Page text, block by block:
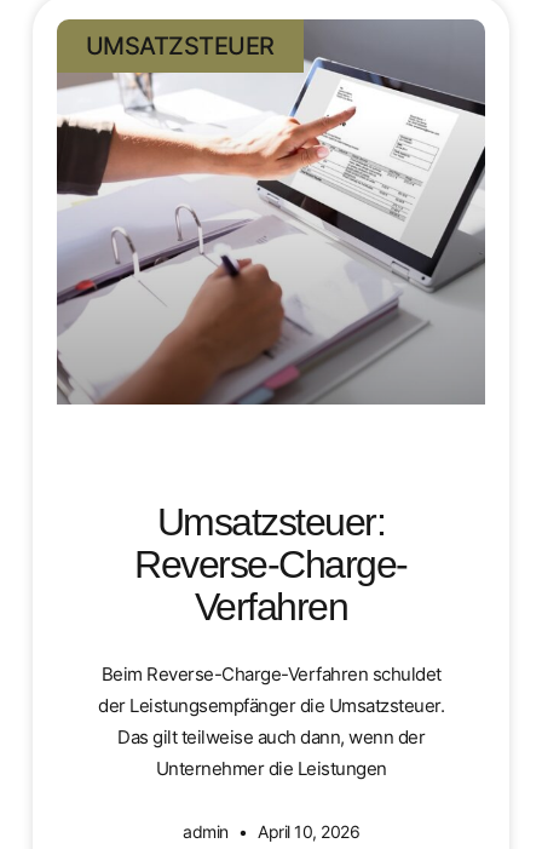
UMSATZSTEUER
Umsatzsteuer:
Reverse-Charge-
Verfahren
Beim Reverse-Charge-Verfahren schuldet
der Leistungsempfänger die Umsatzsteuer.
Das gilt teilweise auch dann, wenn der
Unternehmer die Leistungen
admin April 10, 2026